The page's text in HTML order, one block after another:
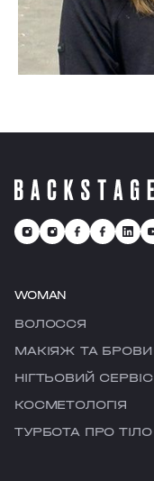
WOMAN
ВОЛОССЯ
МАКІЯЖ ТА БРОВИ
НІГТЬОВИЙ СЕРВІС
КОСМЕТОЛОГІЯ
ТУРБОТА ПРО ТІЛО